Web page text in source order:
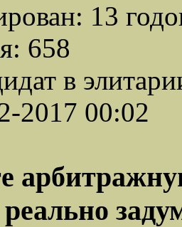
13
658
в
2017 00:02
реально